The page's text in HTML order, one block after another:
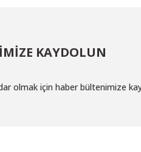
KAYDOLUN
olmak için haber bültenimize